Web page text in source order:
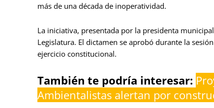
más de una década de inoperatividad.
La iniciativa, presentada por la presidenta
Legislatura. El dictamen se aprobó durante la
ejercicio constitucional.
También te podría interesar:
Ambientalistas alertan por